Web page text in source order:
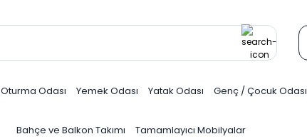
Oturma Odası Yemek Odası Yatak Odası Genç / Çocuk Odası
Bahçe ve Balkon Takımı Tamamlayıcı Mobilyalar